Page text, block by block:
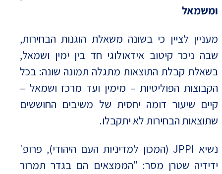
ומשמאל
מעניין לציין כי בשונה משאלת הוגנות הבחירות,
שבה ניכר קיטוב אידאולוגי חד בין ימין ושמאל,
בשאלת קבלת התוצאות מתגלה תמונה שונה: בכל
הקבוצות הפוליטיות – מימין ועד מרכז ושמאל –
קיים שיעור דומה יחסית של משיבים החוששים
שתוצאות הבחירות לא יתקבלו.
נשיא JPPI (המכון למדיניות העם היהודי), פרופ'
ידידיה שטרן מסר: "הממצאים הם בגדר תמרור